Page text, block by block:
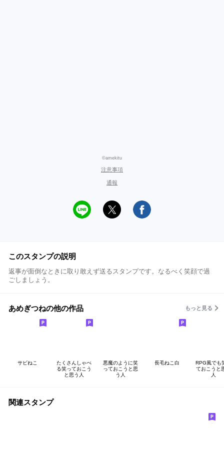
©amekitu
注意事項
通報
このスタンプの説明
返事が面倒なときに取り敢えず送るスタンプです。なるべく笑顔で過
ごしましょう。
あめぎつねの他の作品 もっと見る
サビねこ
たくさんしゃべ
る笑っておこう
と思う人
悪魔のように笑
っておこうと思
う人
長毛ねこ白
RPG風でも
ておこうと
人
関連スタンプ